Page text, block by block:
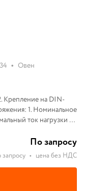
• Овен
Крепление на DIN-
1. Номинальное
ток нагрузки 1,2
По запросу
• цена без НДС